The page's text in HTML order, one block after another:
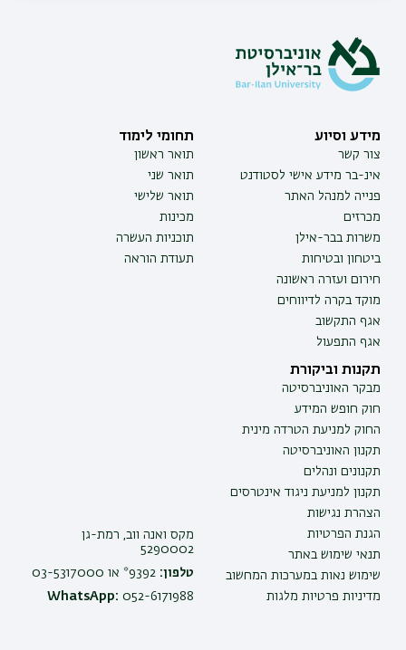
מידע וסיוע
צור קשר
אינ-בר מידע אישי לסטודנט
פנייה למנהל האתר
מכרזים
משרות בבר-אילן
ביטחון ובטיחות
חירום ועזרה ראשונה
מוקד בקרה לדיווחים
אגף התקשוב
אגף התפעול
תחומי לימוד
תואר ראשון
תואר שני
תואר שלישי
מכינות
תוכניות העשרה
תעודת הוראה
תקנות וביקורת
מבקר האוניברסיטה
חוק חופש המידע
החוק למניעת הטרדה מינית
תקנון האוניברסיטה
תקנונים ונהלים
תקנון למניעת ניגוד אינטרסים
הצהרת נגישות
הגנת הפרטיות
תנאי שימוש באתר
שימוש נאות במערכות המחשוב
מדיניות פרטיות מלגות
מקס ואנה ווב, רמת-גן
5290002
טלפון:
WhatsApp: 052-6171988